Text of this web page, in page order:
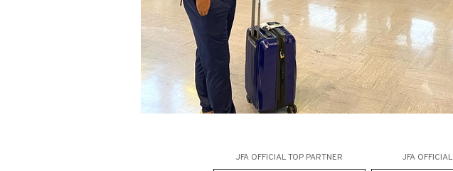
JFA OFFICIALTOP PARTNER JFA OFFICIAL